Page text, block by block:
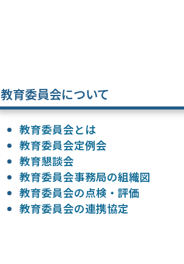
教育委員会について
教育委員会とは
教育委員会定例会
教育懇談会
教育委員会事務局の組織図
教育委員会の点検・評価
教育委員会の連携協定